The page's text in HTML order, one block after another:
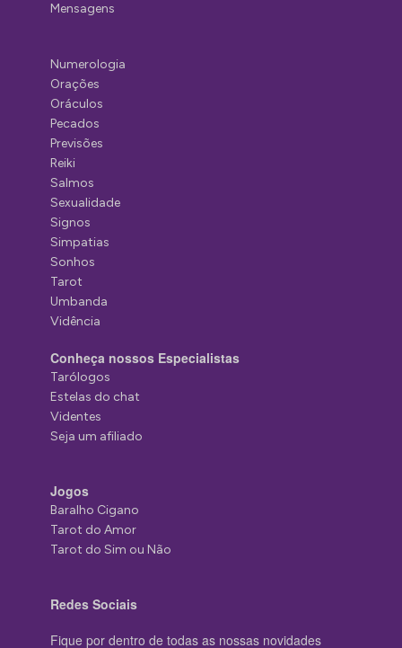
Mensagens
Numerologia
Orações
Oráculos
Pecados
Previsões
Reiki
Salmos
Sexualidade
Signos
Simpatias
Sonhos
Tarot
Umbanda
Vidência
Conheça nossos Especialistas
Tarólogos
Estelas do chat
Videntes
Seja um afiliado
Jogos
Baralho Cigano
Tarot do Amor
Tarot do Sim ou Não
Redes Sociais
Fique por dentro de todas as nossas novidades